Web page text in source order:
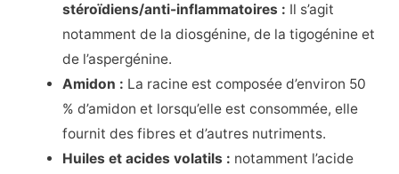
stéroïdiens/anti-inflammatoires : Il s’agit
notamment de la diosgénine, de la tigogénine et
de l’aspergénine.
Amidon : La racine est composée d’environ 50
% d’amidon et lorsqu’elle est consommée, elle
fournit des fibres et d’autres nutriments.
Huiles et acides volatils : notamment l’acide